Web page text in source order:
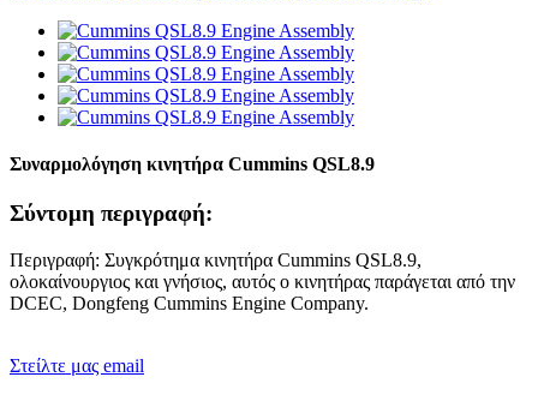
Συναρμολόγηση κινητήρα Cummins QSL8.9
Σύντομη περιγραφή:
Περιγραφή: Συγκρότημα κινητήρα Cummins QSL8.9,
ολοκαίνουργιος και γνήσιος, αυτός ο κινητήρας παράγεται από την
DCEC, Dongfeng Cummins Engine Company.
Στείλτε μας email